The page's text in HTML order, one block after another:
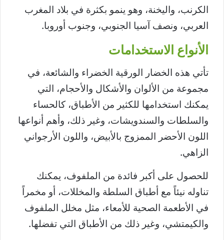
الكرنب، واليخنة، وهو ينمو بكثرة في بلاد المغرب
العربي، ونصف آسيا الجنوبي، وجنوب أوروبا.
الأنواع الاستخدامات
تأتي هذه الخضار الورقية الخضراء والشائعة، في
مجموعة من الألوان والأشكال والأحجام، التي
يمكنك استخدامها للكثير من الأطباق، كالحساء
والسلطات والسندويشات، وغير ذلك، وأهم أنواعها
اللون الأحضر الممزوج بالأبيض، واللون الأرجواني
الزاهي.
للحصول على أكبر فائدة من الملفوف، يمكنك
تناوله نيئاً مع أطباق السلطة والمخللات، أو مخمراً
في الأطعمة الصحية للأمعاء، مثل مخلل الملفوف
والكيمتشي، وغير ذلك من الأطباق التي تفضلها.